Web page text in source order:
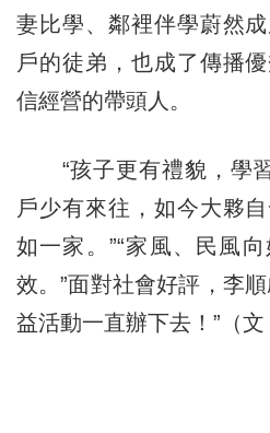
妻比學、鄰裡伴學蔚然
戶的徒弟，也成了傳播
信經營的帶頭人。
“孩子更有禮貌，學習
戶少有來往，如今大夥
如一家。”“家風、民風
效。”面對社會好評，李
益活動一直辦下去！”（文